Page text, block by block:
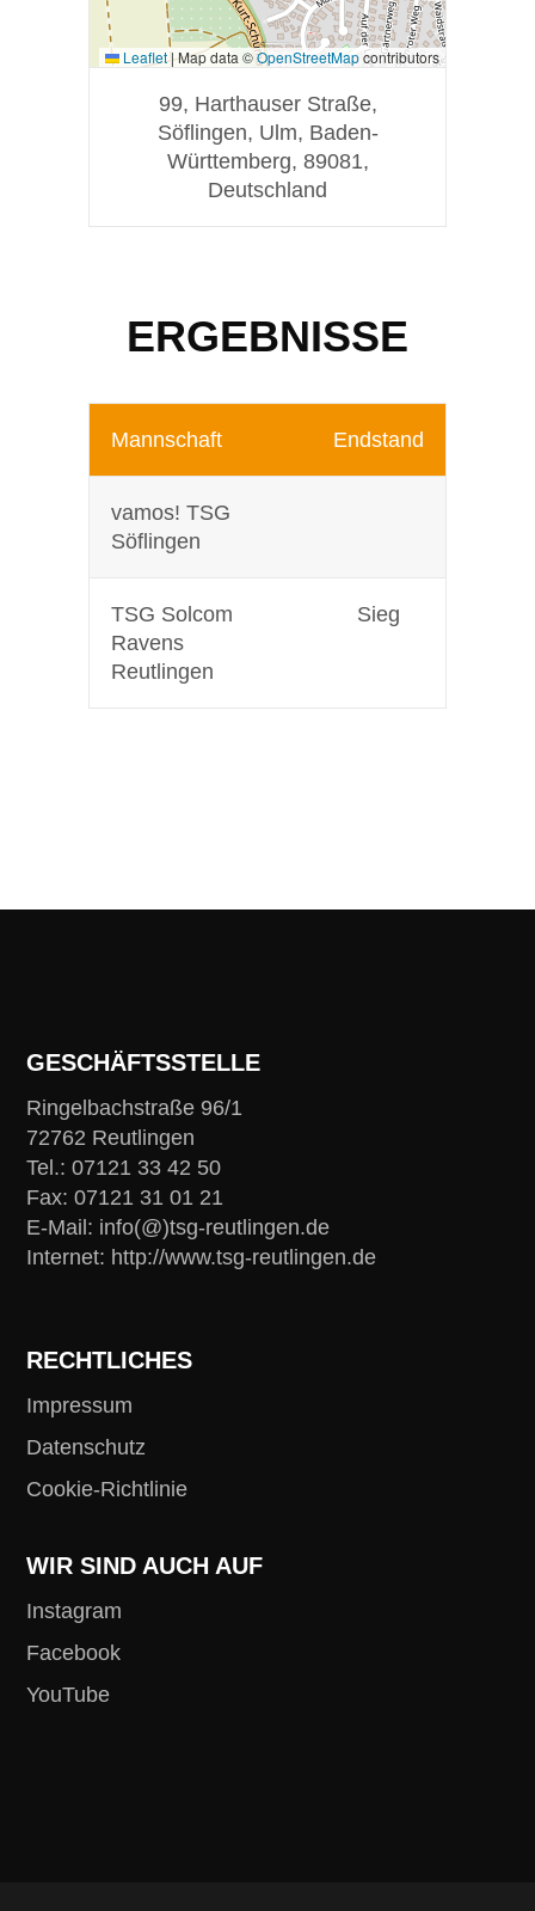
Leaflet|Map data ©OpenStreetMapcontributors
99, Harthauser Straße,
Söflingen, Ulm, Baden-
Württemberg, 89081,
Deutschland
ERGEBNISSE
Mannschaft Endstand
vamos! TSG
Söflingen
TSG Solcom
Ravens
Reutlingen
Sieg
GESCHÄFTSSTELLE
Ringelbachstraße 96/1
72762 Reutlingen
Tel.: 07121 33 42 50
Fax: 07121 31 01 21
E-Mail: info(@)tsg-reutlingen.de
Internet: http://www.tsg-reutlingen.de
RECHTLICHES
Impressum
Datenschutz
Cookie-Richtlinie
WIR SIND AUCH AUF
Instagram
Facebook
YouTube